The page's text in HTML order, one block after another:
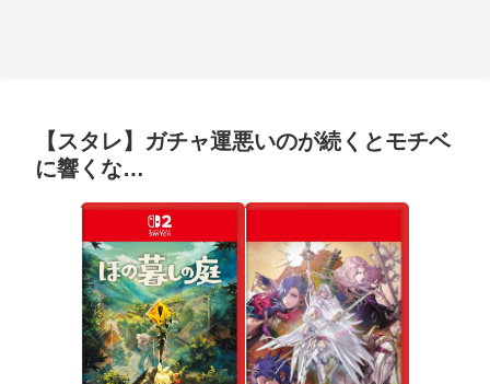
【スタレ】ガチャ運悪いのが続くとモチベ
に響くな…